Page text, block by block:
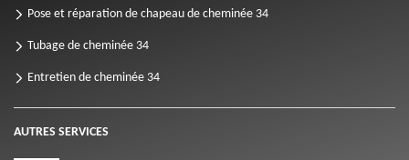
Pose et réparation de chapeau de cheminée 34
Tubage de cheminée 34
Entretien de cheminée 34
AUTRES SERVICES